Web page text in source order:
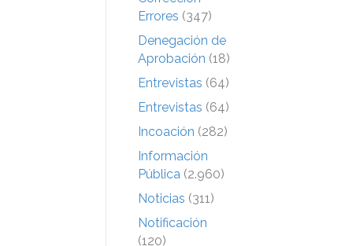
Errores (347)
Denegación de
Aprobación (18)
Entrevistas (64)
Entrevistas (64)
Incoación (282)
Información
Pública (2.960)
Noticias (311)
Notificación
(120)